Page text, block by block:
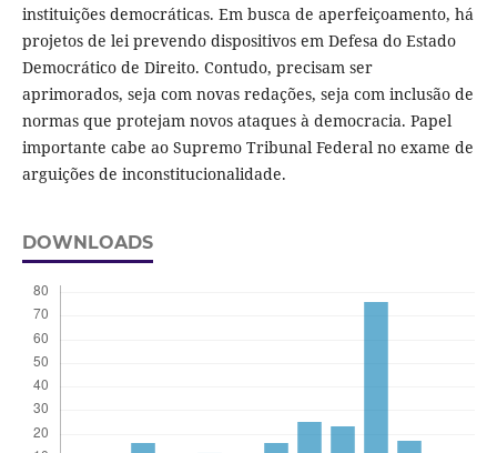
instituições democráticas. Em busca de aperfeiçoamento, há
projetos de lei prevendo dispositivos em Defesa do Estado
Democrático de Direito. Contudo, precisam ser
aprimorados, seja com novas redações, seja com inclusão de
normas que protejam novos ataques à democracia. Papel
importante cabe ao Supremo Tribunal Federal no exame de
arguições de inconstitucionalidade.
DOWNLOADS